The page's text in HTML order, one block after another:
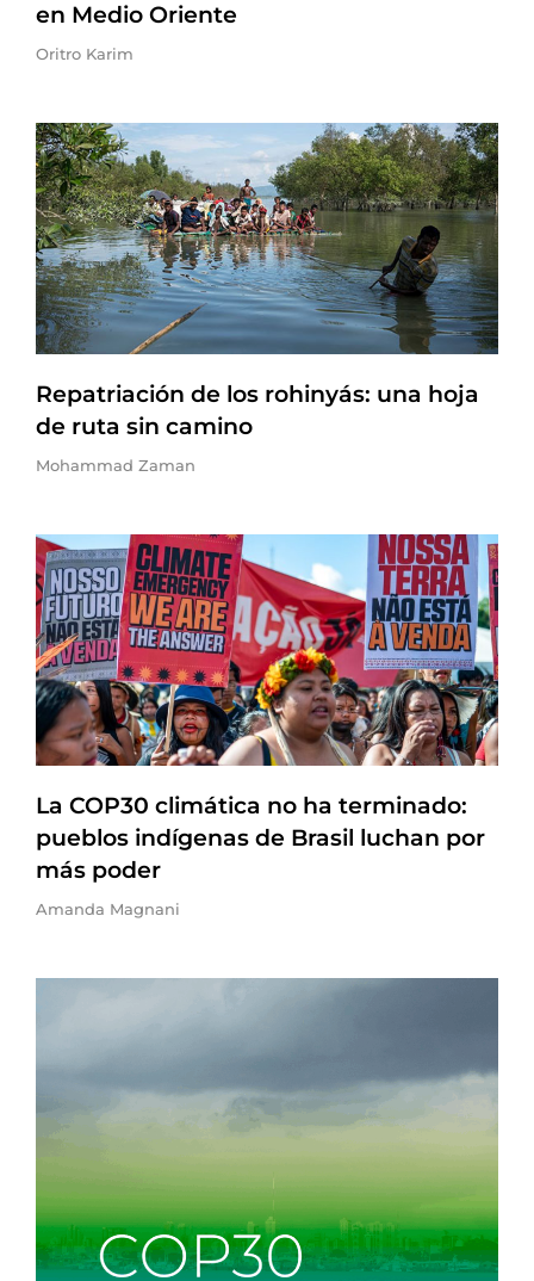
en Medio Oriente
Oritro Karim
Repatriación de los rohinyás: una hoja
de ruta sin camino
Mohammad Zaman
La COP30 climática no ha terminado:
pueblos indígenas de Brasil luchan por
más poder
Amanda Magnani